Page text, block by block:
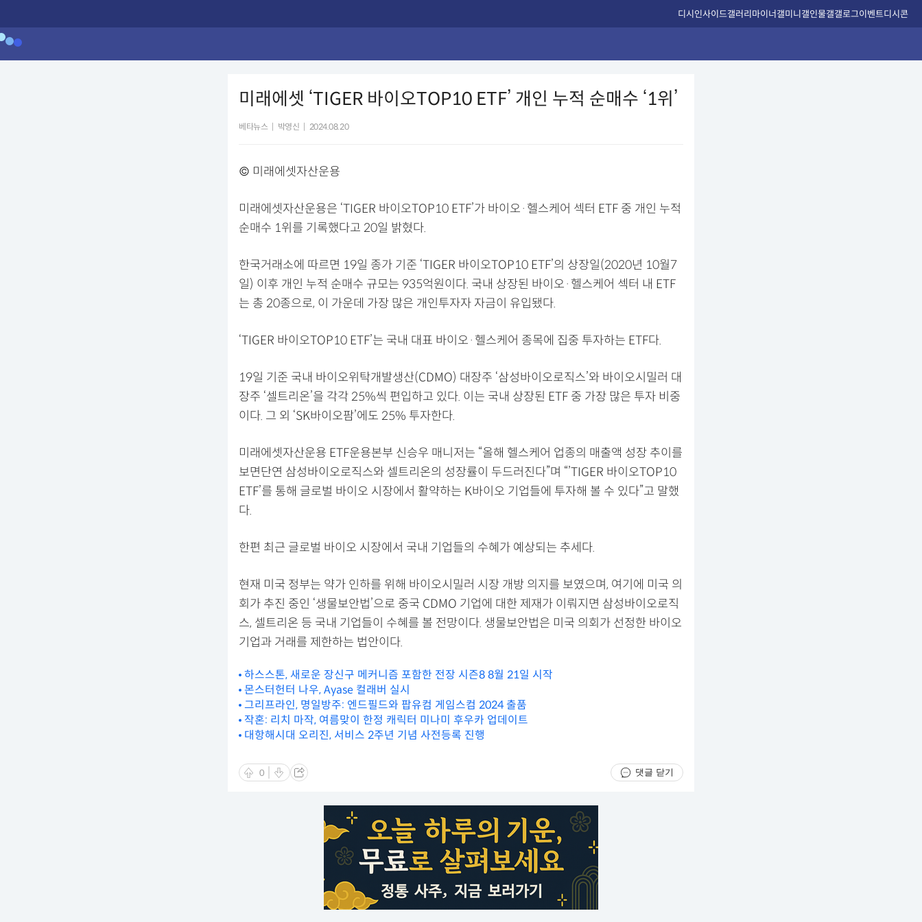
디시인사이드갤러리마이너갤미니갤인물갤갤로그이벤트디시콘
미래에셋 ‘TIGER 바이오TOP10 ETF’ 개인 누적 순매수 ‘1위’
베타뉴스 박영신 2024.08.20
© 미래에셋자산운용
미래에셋자산운용은 ‘TIGER 바이오TOP10 ETF’가 바이오·헬스케어 섹터 ETF 중 개인 누적
순매수 1위를 기록했다고 20일 밝혔다.
한국거래소에 따르면 19일 종가 기준 ‘TIGER 바이오TOP10 ETF’의 상장일(2020년 10월7
일) 이후 개인 누적 순매수 규모는 935억원이다. 국내 상장된 바이오·헬스케어 섹터 내 ETF
는 총 20종으로, 이 가운데 가장 많은 개인투자자 자금이 유입됐다.
‘TIGER 바이오TOP10 ETF’는 국내 대표 바이오·헬스케어 종목에 집중 투자하는 ETF다.
19일 기준 국내 바이오위탁개발생산(CDMO) 대장주 ‘삼성바이오로직스’와 바이오시밀러 대
장주 ‘셀트리온’을 각각 25%씩 편입하고 있다. 이는 국내 상장된 ETF 중 가장 많은 투자 비중
이다. 그 외 ‘SK바이오팜’에도 25% 투자한다.
미래에셋자산운용 ETF운용본부 신승우 매니저는 “올해 헬스케어 업종의 매출액 성장 추이를
보면단연 삼성바이오로직스와 셀트리온의 성장률이 두드러진다”며 “’TIGER 바이오TOP10
ETF’를 통해 글로벌 바이오 시장에서 활약하는 K바이오 기업들에 투자해 볼 수 있다”고 말했
다.
한편 최근 글로벌 바이오 시장에서 국내 기업들의 수혜가 예상되는 추세다.
현재 미국 정부는 약가 인하를 위해 바이오시밀러 시장 개방 의지를 보였으며, 여기에 미국 의
회가 추진 중인 ‘생물보안법’으로 중국 CDMO 기업에 대한 제재가 이뤄지면 삼성바이오로직
스, 셀트리온 등 국내 기업들이 수혜를 볼 전망이다. 생물보안법은 미국 의회가 선정한 바이오
기업과 거래를 제한하는 법안이다.
하스스톤, 새로운 장신구 메커니즘 포함한 전장 시즌8 8월 21일 시작
몬스터헌터 나우, Ayase 컬래버 실시
그리프라인, 명일방주: 엔드필드와 팝유컴 게임스컴 2024 출품
작혼: 리치 마작, 여름맞이 한정 캐릭터 미나미 후우카 업데이트
대항해시대 오리진, 서비스 2주년 기념 사전등록 진행
0 댓글 닫기